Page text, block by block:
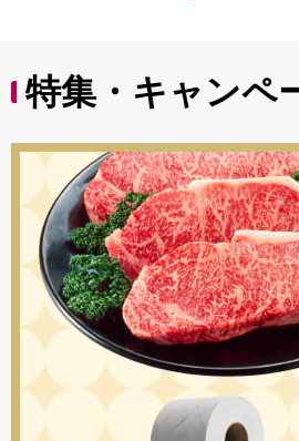
特集・キャンペ